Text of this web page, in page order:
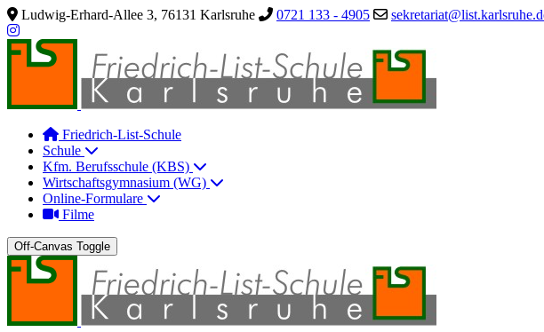
Ludwig-Erhard-Allee 3, 76131 Karlsruhe 0721 133 - 4905
Friedrich-List-Schule
Schule
Kfm. Berufsschule (KBS)
Wirtschaftsgymnasium (WG)
Online-Formulare
Filme
Off-Canvas Toggle